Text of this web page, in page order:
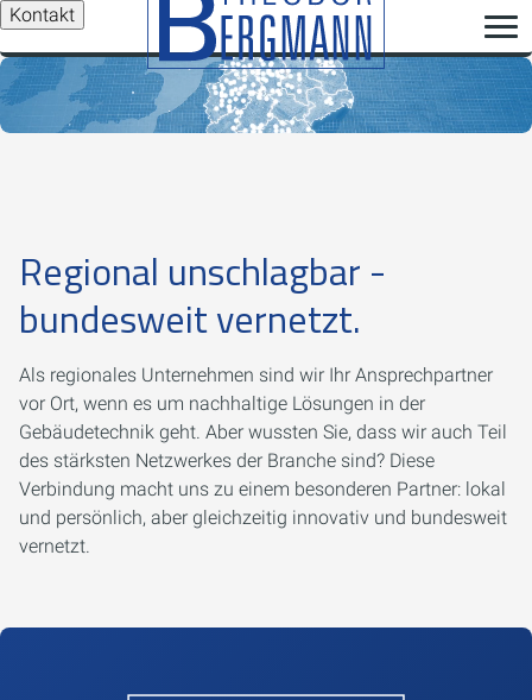
Kontakt
Regional unschlagbar -
bundesweit vernetzt.
Als regionales Unternehmen sind wir Ihr Ansprechpartner
vor Ort, wenn es um nachhaltige Lösungen in der
Gebäudetechnik geht. Aber wussten Sie, dass wir auch Teil
des stärksten Netzwerkes der Branche sind? Diese
Verbindung macht uns zu einem besonderen Partner: lokal
und persönlich, aber gleichzeitig innovativ und bundesweit
vernetzt.